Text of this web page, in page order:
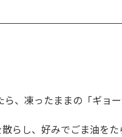
ら、凍ったままの「ギョ
らし、好みでごま油をた